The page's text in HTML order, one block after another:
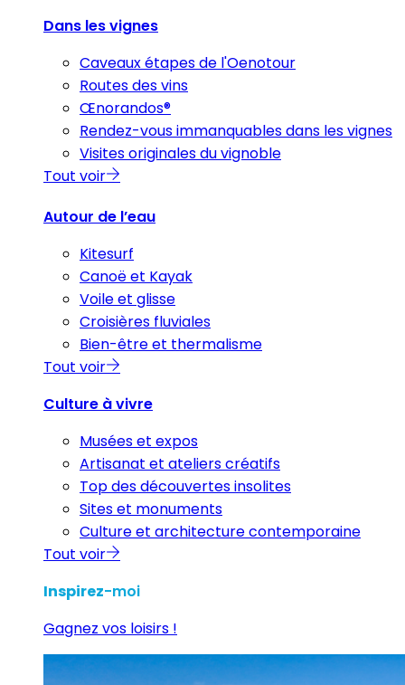
Dans les vignes
Caveaux étapes de l'Oenotour
Routes des vins
Œnorandos®
Rendez-vous immanquables dans les vignes
Visites originales du vignoble
Tout voir
Autour de l’eau
Kitesurf
Canoë et Kayak
Voile et glisse
Croisières fluviales
Bien-être et thermalisme
Tout voir
Culture à vivre
Musées et expos
Artisanat et ateliers créatifs
Top des découvertes insolites
Sites et monuments
Culture et architecture contemporaine
Tout voir
Inspirez-moi
Gagnez vos loisirs !